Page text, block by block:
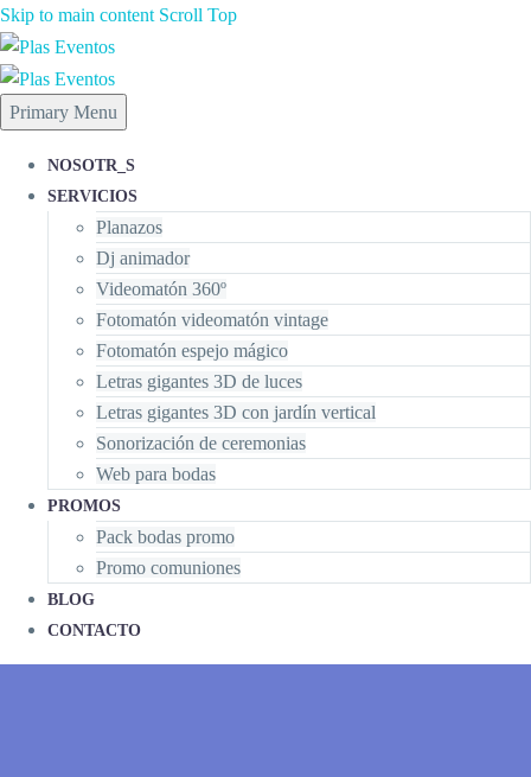
Skip to main content Scroll Top
Primary Menu
NOSOTR_S
SERVICIOS
Planazos
Dj animador
Videomatón 360º
Fotomatón videomatón vintage
Fotomatón espejo mágico
Letras gigantes 3D de luces
Letras gigantes 3D con jardín vertical
Sonorización de ceremonias
Web para bodas
PROMOS
Pack bodas promo
Promo comuniones
BLOG
CONTACTO